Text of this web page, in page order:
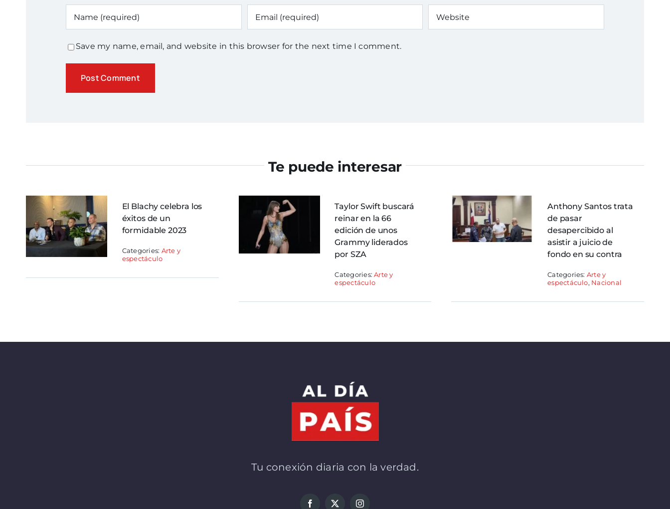
Save my name, email, and website in this browser for the next time I comment.
Te puede interesar
El Blachy celebra los
éxitos de un
formidable 2023
Categories: Arte y
espectáculo
Taylor Swift buscará
reinar en la 66
edición de unos
Grammy liderados
por SZA
Categories:Arte y
espectáculo
Anthony Santos trata
de pasar
desapercibido al
asistir a juicio de
fondo en su contra
Categories: Arte y
espectáculo, Nacional
Tu conexión diaria con la verdad.